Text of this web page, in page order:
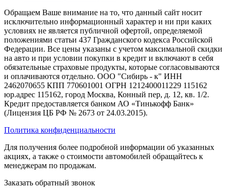
Обращаем Ваше внимание на то, что данный сайт носит
исключительно информационный характер и ни при каких
условиях не является публичной офертой, определяемой
положениями статьи 437 Гражданского кодекса Российской
Федерации. Все цены указаны с учетом максимальной скидки
на авто и при условии покупки в кредит и включают в себя
обязательные страховые продукты, которые согласовываются
и оплачиваются отдельно. ООО "Сибирь - к" ИНН
2462070655 КПП 770601001 ОГРН 1212400011229 115162
юр.адрес 115162, город Москва, Конный пер, д. 12, кв. 1/2.
Кредит предоставляется банком АО «Тинькофф Банк»
(Лицензия ЦБ РФ № 2673 от 24.03.2015).
Политика конфиденциальности
Для получения более подробной информации об указанных
акциях, а также о стоимости автомобилей обращайтесь к
менеджерам по продажам.
Заказать обратный звонок